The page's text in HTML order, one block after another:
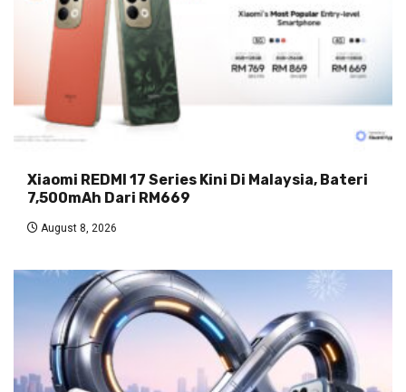
Xiaomi REDMI 17 Series Kini Di Malaysia, Bateri
7,500mAh Dari RM669
August 8, 2026